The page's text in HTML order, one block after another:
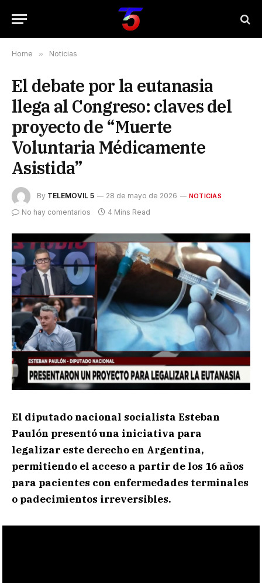
Home » Noticias
El debate por la eutanasia
llega al Congreso: claves del
proyecto de “Muerte
Voluntaria Médicamente
Asistida”
By TELEMOVIL 5 28 de mayo de 2026 NOTICIAS
No hay comentarios 4 Mins Read
El diputado nacional socialista Esteban
Paulón presentó una iniciativa para
legalizar este derecho en Argentina,
permitiendo el acceso a partir de los 16 años
para pacientes con enfermedades terminales
o padecimientos irreversibles.